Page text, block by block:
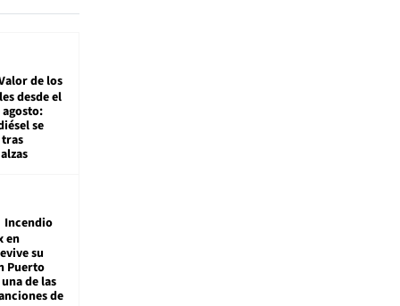
de los
desde el
agosto:
se
Incendio
en
su
Puerto
de las
de